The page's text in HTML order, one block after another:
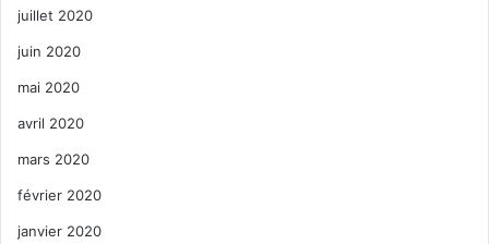
juillet 2020
juin 2020
mai 2020
avril 2020
mars 2020
février 2020
janvier 2020